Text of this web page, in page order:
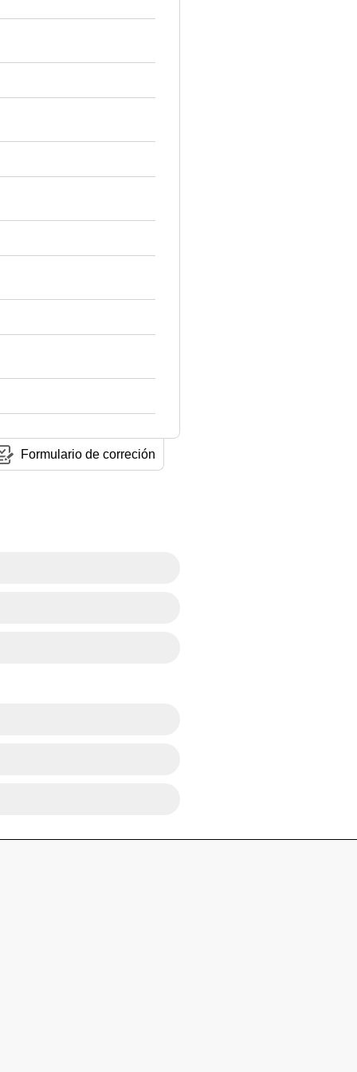
Formulario de correción